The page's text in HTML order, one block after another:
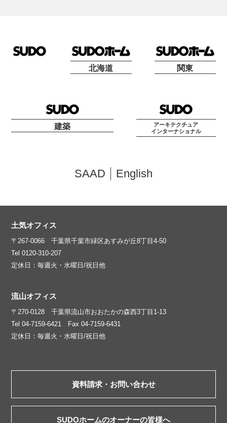
北海道 関東
建築
アーキテクチュア
インターナショナル
SAAD English
土気オフィス
〒267-0066 千葉県千葉市緑区あすみが丘8丁目4-50
Tel 0120-310-207
定休日：毎週火・水曜日/祝日他
流山オフィス
〒270-0128 千葉県流山市おおたかの森西3丁目1-13
Tel 04-7159-6421 Fax 04-7159-6431
定休日：毎週火・水曜日/祝日他
資料請求・お問い合わせ
SUDOホームのオーナーの皆様へ